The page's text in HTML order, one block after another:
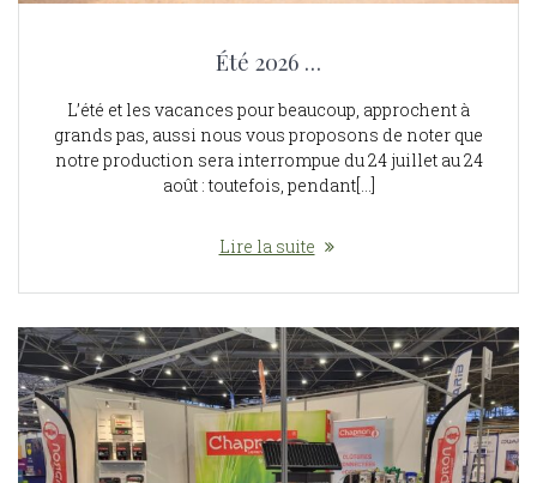
Été 2026 …
L’été et les vacances pour beaucoup, approchent à
grands pas, aussi nous vous proposons de noter que
notre production sera interrompue du 24 juillet au 24
août : toutefois, pendant[…]
Lire la suite